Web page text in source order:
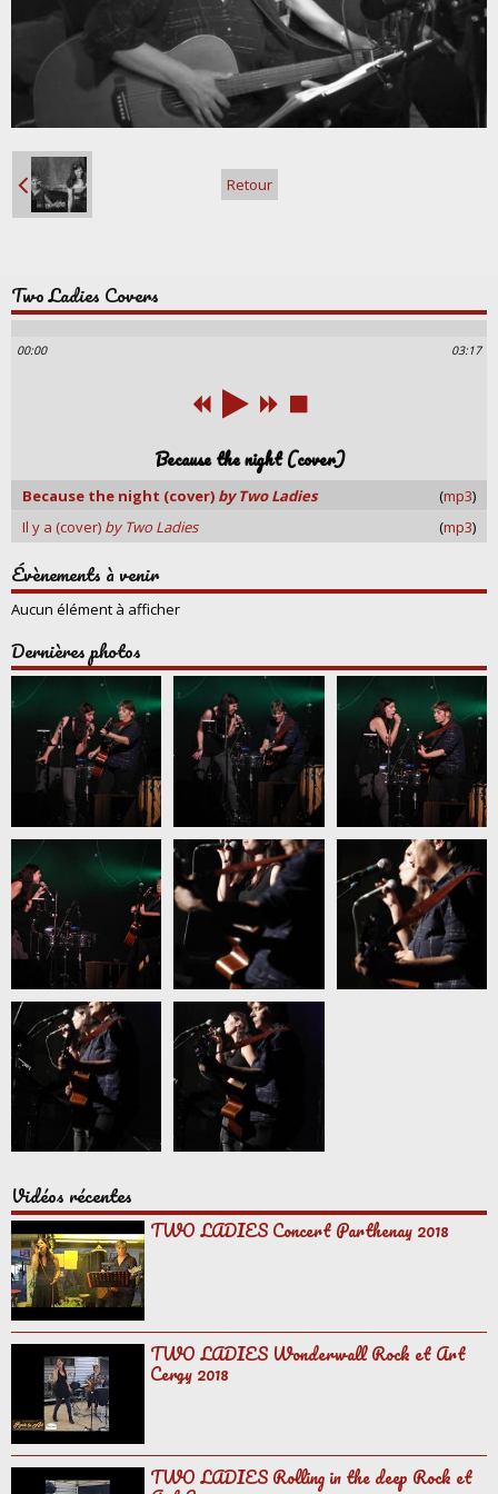
Retour
Two Ladies Covers
00:00 03:17
Because the night (cover)
(mp3)
Because the night (cover) by Two Ladies
(mp3)
Il y a (cover) by Two Ladies
Évènements à venir
Aucun élément à afficher
Dernières photos
Vidéos récentes
TWO LADIES Concert Parthenay 2018
TWO LADIES Wonderwall Rock et Art
Cergy 2018
TWO LADIES Rolling in the deep Rock et